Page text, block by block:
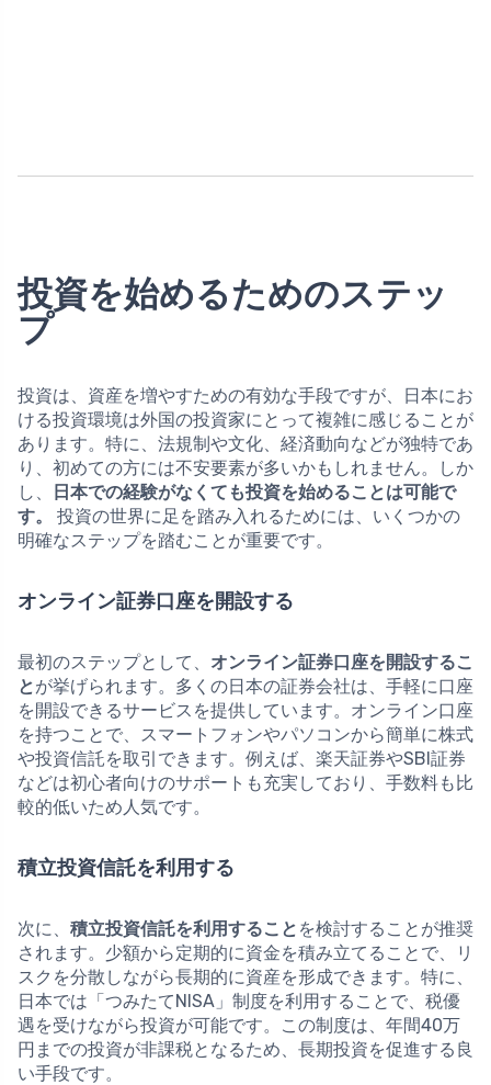
投資を始めるためのステッ
プ
投資は、資産を増やすための有効な手段ですが、日本にお
ける投資環境は外国の投資家にとって複雑に感じることが
あります。特に、法規制や文化、経済動向などが独特であ
り、初めての方には不安要素が多いかもしれません。しか
し、
日本での経験がなくても投資を始めることは可能で
す。
投資の世界に足を踏み入れるためには、いくつかの
明確なステップを踏むことが重要です。
オンライン証券口座を開設する
最初のステップとして、 オンライン証券口座を開設するこ
とが挙げられます。多くの日本の証券会社は、手軽に口座
を開設できるサービスを提供しています。オンライン口座
を持つことで、スマートフォンやパソコンから簡単に株式
や投資信託を取引できます。例えば、楽天証券やSBI証券
などは初心者向けのサポートも充実しており、手数料も比
較的低いため人気です。
積立投資信託を利用する
次に、 積立投資信託を利用すること を検討することが推奨
されます。少額から定期的に資金を積み立てることで、リ
スクを分散しながら長期的に資産を形成できます。特に、
日本では「つみたてNISA」制度を利用することで、税優
遇を受けながら投資が可能です。この制度は、年間40万
円までの投資が非課税となるため、長期投資を促進する良
い手段です。